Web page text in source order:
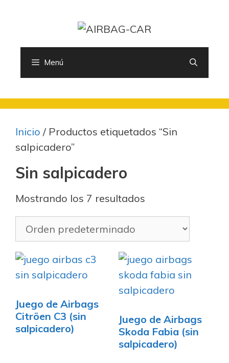
Menú
Inicio / Productos etiquetados “Sin
salpicadero”
Sin salpicadero
Mostrando los 7 resultados
Juego de Airbags
Citröen C3 (sin
salpicadero)
Juego de Airbags
Skoda Fabia (sin
salpicadero)